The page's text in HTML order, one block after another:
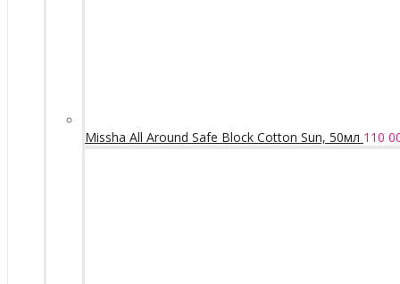
Missha All Around Safe Block Cotton Sun, 50мл 110